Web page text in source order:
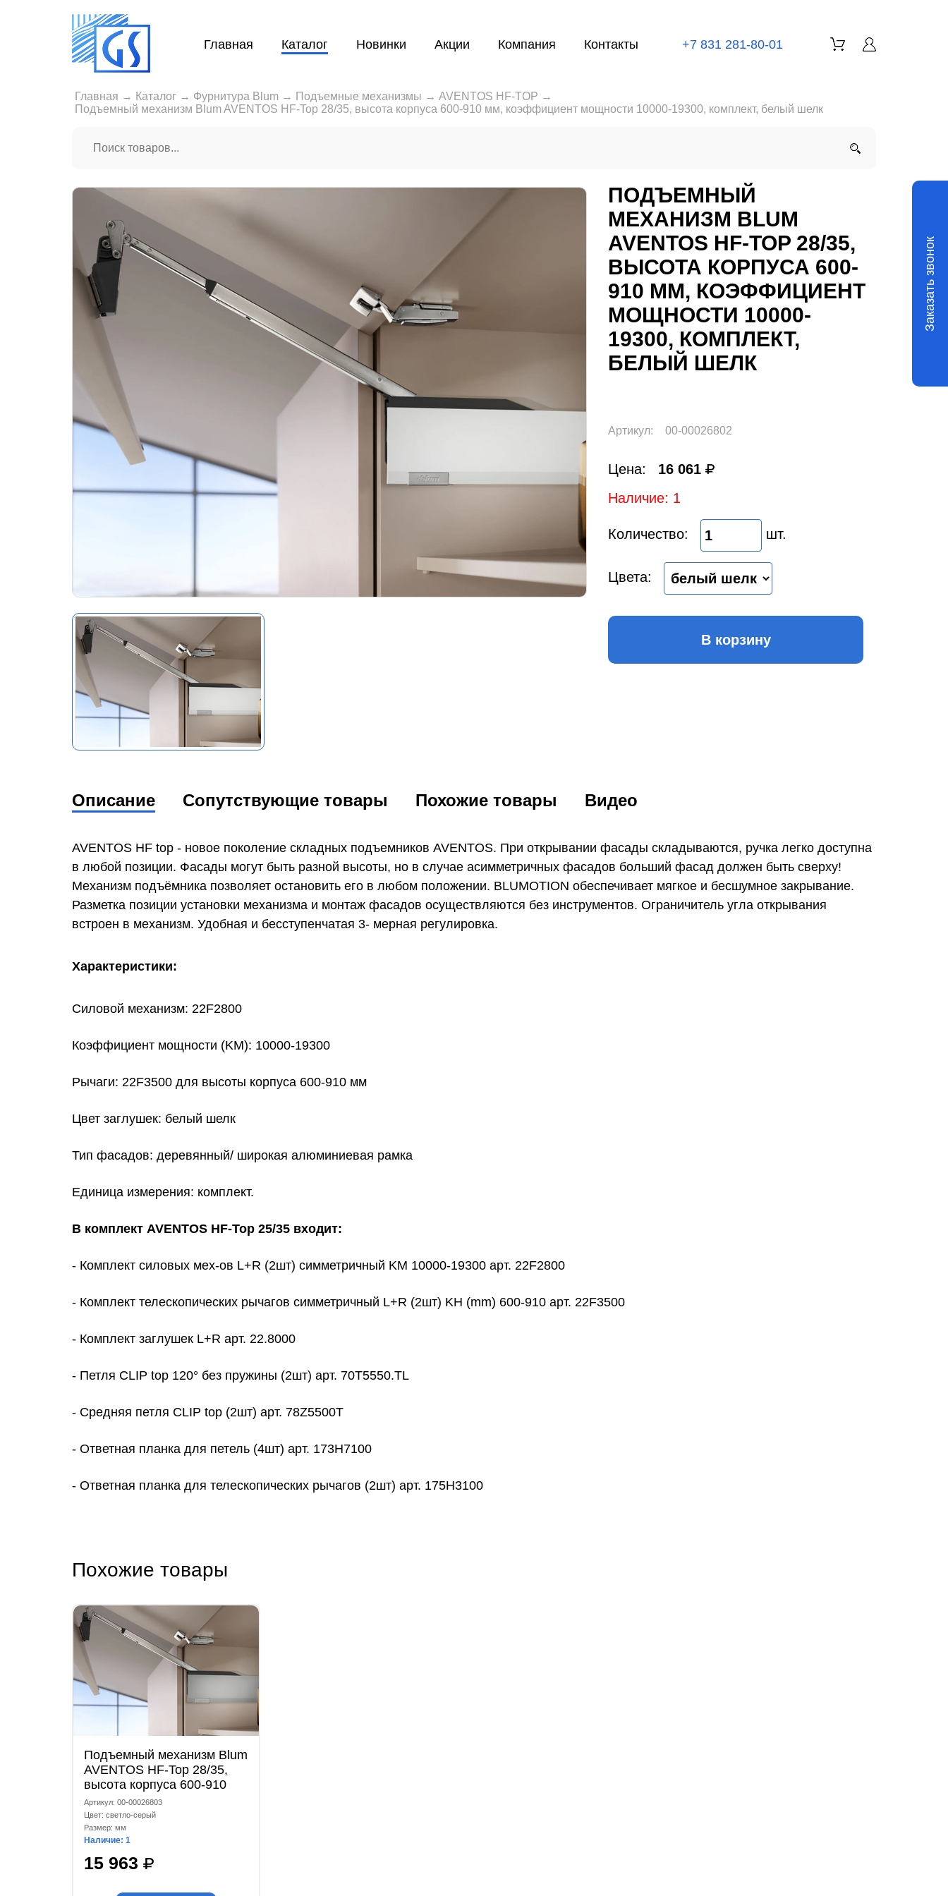
Главная Каталог Новинки Акции Компания Контакты +7 831 281-80-01
Главная → Каталог → Фурнитура Blum → Подъемные механизмы → AVENTOS HF-TOP →
Подъемный механизм Blum AVENTOS HF-Top 28/35, высота корпуса 600-910 мм, коэффициент мощности 10000-19300, комплект, белый шелк
ПОДЪЕМНЫЙ
МЕХАНИЗМ BLUM
AVENTOS HF-TOP 28/35,
ВЫСОТА КОРПУСА 600-
910 ММ, КОЭФФИЦИЕНТ
МОЩНОСТИ 10000-
19300, КОМПЛЕКТ,
БЕЛЫЙ ШЕЛК
Артикул: 00-00026802
Цена:
16 061
Наличие: 1
Количество: шт.
Цвета:
В корзину
Описание Сопутствующие товары Похожие товары Видео
AVENTOS HF top - новое поколение складных подъемников AVENTOS. При открывании фасады складываются, ручка легко доступна
в любой позиции. Фасады могут быть разной высоты, но в случае асимметричных фасадов больший фасад должен быть сверху!
Механизм подъёмника позволяет остановить его в любом положении. BLUMOTION обеспечивает мягкое и бесшумное закрывание.
Разметка позиции установки механизма и монтаж фасадов осуществляются без инструментов. Ограничитель угла открывания
встроен в механизм. Удобная и бесступенчатая 3- мерная регулировка.
Характеристики:
Силовой механизм: 22F2800
Коэффициент мощности (KM): 10000-19300
Рычаги: 22F3500 для высоты корпуса 600-910 мм
Цвет заглушек: белый шелк
Тип фасадов: деревянный/ широкая алюминиевая рамка
Единица измерения: комплект.
В комплект AVENTOS HF-Top 25/35 входит:
- Комплект cиловых мех-ов L+R (2шт) симметричный KM 10000-19300 арт. 22F2800
- Комплект телескопических рычагов симметричный L+R (2шт) KH (mm) 600-910 арт. 22F3500
- Комплект заглушек L+R арт. 22.8000
- Петля CLIP top 120° без пружины (2шт) арт. 70T5550.TL
- Средняя петля CLIP top (2шт) арт. 78Z5500T
- Ответная планка для петель (4шт) арт. 173H7100
- Ответная планка для телескопических рычагов (2шт) арт. 175H3100
Похожие товары
Подъемный механизм Blum
AVENTOS HF-Top 28/35,
высота корпуса 600-910
мм, коэффициент
мощности 10000-19300,
комплект, светло-серый
Артикул: 00-00026803
Цвет: светло-серый
Размер: мм
Наличие: 1
15 963
Заказать звонок